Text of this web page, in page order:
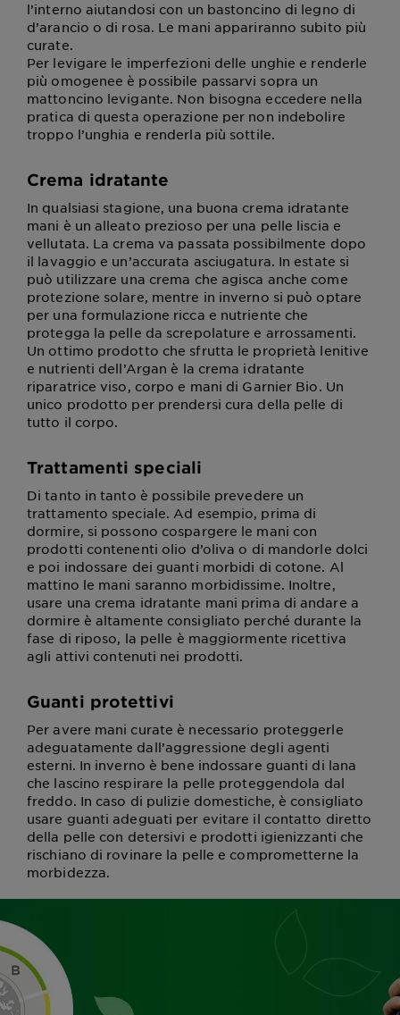
l’interno aiutandosi con un bastoncino di legno di
d’arancio o di rosa. Le mani appariranno subito più
curate.
Per levigare le imperfezioni delle unghie e renderle
più omogenee è possibile passarvi sopra un
mattoncino levigante. Non bisogna eccedere nella
pratica di questa operazione per non indebolire
troppo l’unghia e renderla più sottile.
Crema idratante
In qualsiasi stagione, una buona crema idratante
mani è un alleato prezioso per una pelle liscia e
vellutata. La crema va passata possibilmente dopo
il lavaggio e un’accurata asciugatura. In estate si
può utilizzare una crema che agisca anche come
protezione solare, mentre in inverno si può optare
per una formulazione ricca e nutriente che
protegga la pelle da screpolature e arrossamenti.
Un ottimo prodotto che sfrutta le proprietà lenitive
e nutrienti dell’Argan è la crema idratante
riparatrice viso, corpo e mani di Garnier Bio. Un
unico prodotto per prendersi cura della pelle di
tutto il corpo.
Trattamenti speciali
Di tanto in tanto è possibile prevedere un
trattamento speciale. Ad esempio, prima di
dormire, si possono cospargere le mani con
prodotti contenenti olio d’oliva o di mandorle dolci
e poi indossare dei guanti morbidi di cotone. Al
mattino le mani saranno morbidissime. Inoltre,
usare una crema idratante mani prima di andare a
dormire è altamente consigliato perché durante la
fase di riposo, la pelle è maggiormente ricettiva
agli attivi contenuti nei prodotti.
Guanti protettivi
Per avere mani curate è necessario proteggerle
adeguatamente dall’aggressione degli agenti
esterni. In inverno è bene indossare guanti di lana
che lascino respirare la pelle proteggendola dal
freddo. In caso di pulizie domestiche, è consigliato
usare guanti adeguati per evitare il contatto diretto
della pelle con detersivi e prodotti igienizzanti che
rischiano di rovinare la pelle e comprometterne la
morbidezza.